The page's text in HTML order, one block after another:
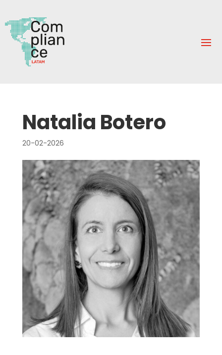
Natalia Botero
20-02-2026